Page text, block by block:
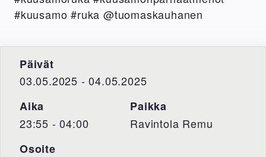
#kuusamo #ruka @tuomaskauhanen
Päivät
03.05.2025 - 04.05.2025
Aika
23:55 - 04:00
Paikka
Ravintola Remu
Osoite